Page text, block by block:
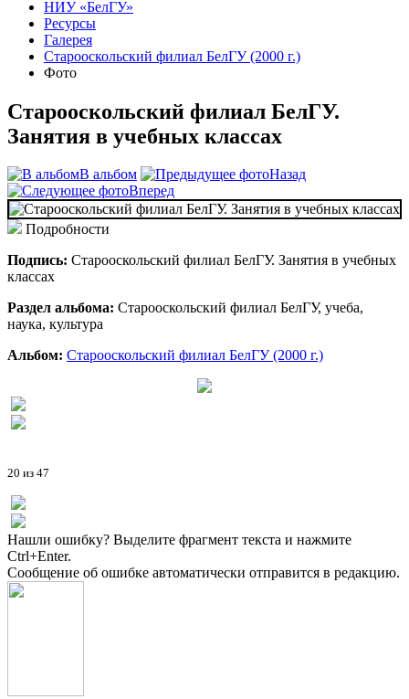
НИУ «БелГУ»
Ресурсы
Галерея
Старооскольский филиал БелГУ (2000 г.)
Фото
Старооскольский филиал БелГУ.
Занятия в учебных классах
В альбом
Назад
Вперед
Подробности
Подпись: Старооскольский филиал БелГУ. Занятия в учебных
классах
Раздел альбома: Старооскольский филиал БелГУ, учеба,
наука, культура
Альбом: Старооскольский филиал БелГУ (2000 г.)
20 из 47
Нашли ошибку? Выделите фрагмент текста и нажмите
Ctrl+Enter.
Сообщение об ошибке автоматически отправится в редакцию.